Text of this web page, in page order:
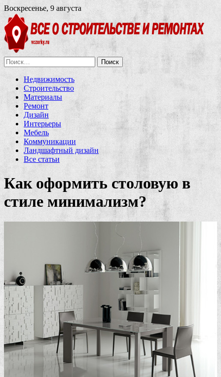
Воскресенье, 9 августа
Найти:
Недвижимость
Строительство
Материалы
Ремонт
Дизайн
Интерьеры
Мебель
Коммуникации
Ландшафтный дизайн
Все статьи
Как оформить столовую в
стиле минимализм?